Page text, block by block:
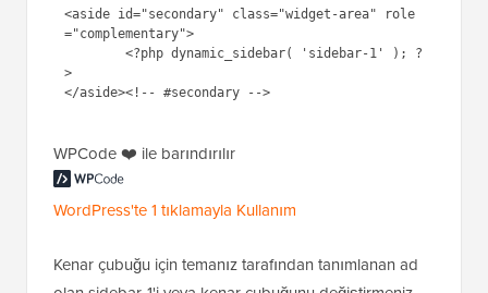
<aside id="secondary" class="widget-area" role
="complementary">
>
</aside><!-- #secondary -->
WPCode ❤️ ile barındırılır
WordPress'te 1 tıklamayla Kullanım
Kenar çubuğu için temanız tarafından tanımlanan ad